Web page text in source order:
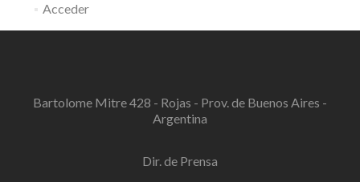
Acceder
Bartolome Mitre 428 - Rojas - Prov. de Buenos Aires -
Argentina
Dir. de Prensa